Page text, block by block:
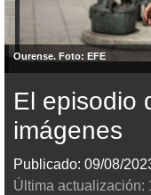
Ourense. Foto: EFE
El episodio
imágenes
Publicado: 09/08/
Última actualización: